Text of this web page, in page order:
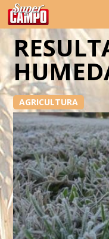
Temas de hoy
AGRICULTURA